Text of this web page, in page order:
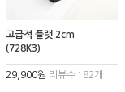
고급적 플랫 2cm
(728K3)
29,900원 리뷰수 : 82개